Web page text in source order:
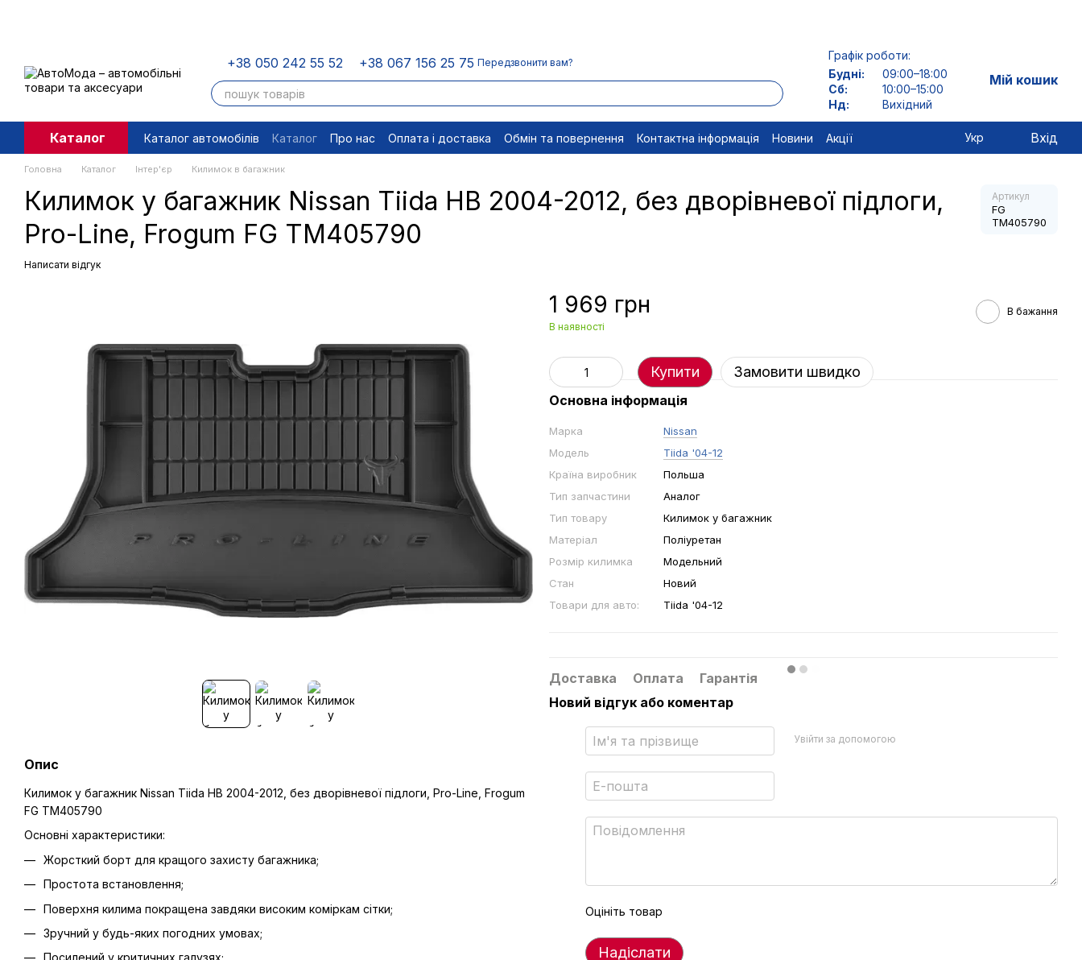
+38 050 242 55 52 +38 067 156 25 75 Передзвонити вам?
Графік роботи:
Будні:
09:00–18:00
Сб:
10:00–15:00
Нд:
Вихідний
Мій кошик
Каталог Каталог автомобілів Каталог Про нас Оплата і доставка Обмін та повернення Контактна інформація Новини
Акції
Угода користувача
Правові документи Відписатися
Укр Вхід
Головна Каталог Інтер'єр Килимок в багажник
Килимок у багажник Nissan Tiida HB 2004-2012, без дворівневої підлоги,
Pro-Line, Frogum FG TM405790
Артикул
FG
TM405790
Написати відгук
Опис
Килимок у багажник Nissan Tiida HB 2004-2012, без дворівневої підлоги, Pro-Line, Frogum
FG TM405790
Основні характеристики:
Жорсткий борт для кращого захисту багажника;
Простота встановлення;
Поверхня килима покращена завдяки високим коміркам сітки;
Зручний у будь-яких погодних умовах;
1 969 грн
В наявності
В бажання
Купити Замовити швидко
Основна інформація
Марка
Nissan
Модель
Tiida '04-12
Країна виробник
Польша
Тип запчастини
Аналог
Тип товару
Килимок у багажник
Матеріал
Поліуретан
Розмір килимка
Модельний
Стан
Новий
Товари для авто:
Tiida '04-12
Доставка Оплата
Гарантія
Новий відгук або коментар
Увійти за допомогою
Оцініть товар
Надіслати